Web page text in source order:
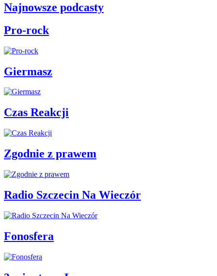
Najnowsze podcasty
Pro-rock
Giermasz
Czas Reakcji
Zgodnie z prawem
Radio Szczecin Na Wieczór
Fonosfera